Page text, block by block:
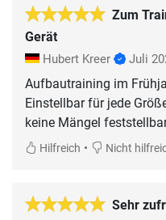
Zum
Gerät
Hubert Kreer Juli
Aufbautraining im
Einstellbar für jede
keine Mängel
Hilfreich • Nicht
Sehr